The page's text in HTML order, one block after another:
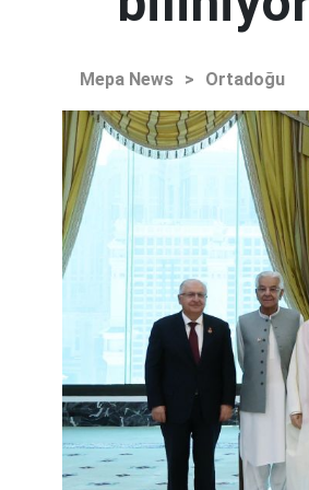
Mepa News > Ortadoğu